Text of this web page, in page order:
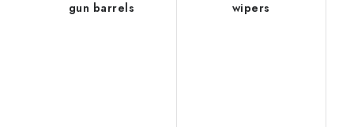
gun barrels
wipers